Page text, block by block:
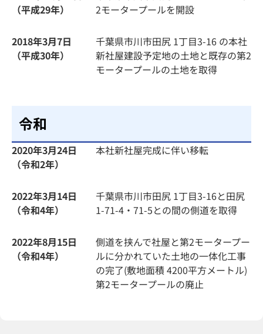
（平成29年）
2モータープールを開設
2018年3月7日
（平成30年）
千葉県市川市田尻 1丁目3-16 の本社
新社屋建設予定地の土地と既存の第2
モータープールの土地を取得
令和
2020年3月24日
（令和2年）
本社新社屋完成に伴い移転
2022年3月14日
（令和4年）
千葉県市川市田尻 1丁目3-16と田尻
1-71-4・71-5との間の側道を取得
2022年8月15日
（令和4年）
側道を挟んで社屋と第2モータープー
ルに分かれていた土地の一体化工事
の完了(敷地面積 4200平方メートル)
第2モータープールの廃止